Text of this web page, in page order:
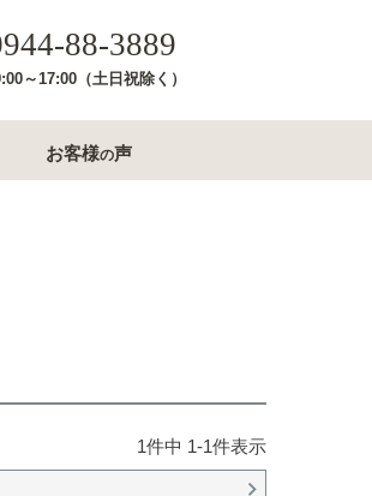
88-3889
～17:00（土日祝除く）
お客様の声
1件中 1-1件表示